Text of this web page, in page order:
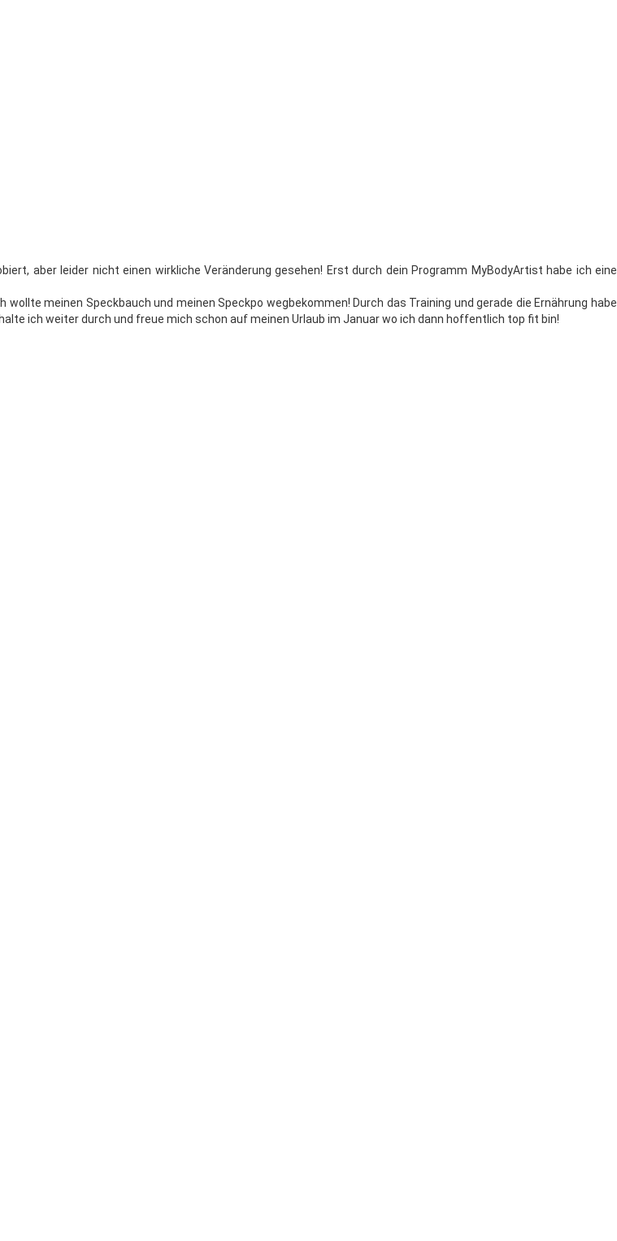
aber lei­der nicht ei­nen wirk­li­che Veränderung ge­se­hen! Erst durch dein Programm MyBodyArtist ha­be ich ei­ne
mei­nen Speckbauch und mei­nen Speckpo weg­be­kom­men! Durch das Training und ge­ra­de die Ernährung ha­be
ich wei­ter durch und freue mich schon auf mei­nen Urlaub im Januar wo ich dann hof­fent­lich top fit bin!